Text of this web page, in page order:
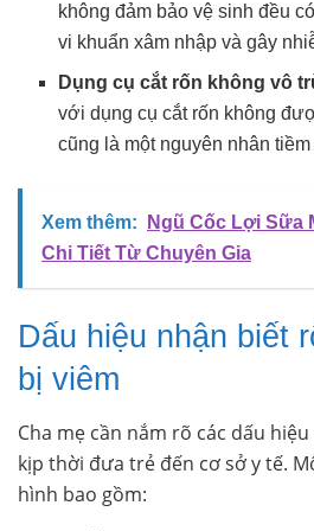
không đảm bảo vệ sinh đều
vi khuẩn xâm nhập và gây
Dụng cụ cắt rốn không vô
với dụng cụ cắt rốn không
cũng là một nguyên nhân
Xem thêm:
Ngũ Cốc Lợi Sữa
Chi Tiết Từ Chuyên Gia
Dấu hiệu nhận biết
bị viêm
Cha mẹ cần nắm rõ các dấu
kịp thời đưa trẻ đến cơ sở y tế.
hình bao gồm: